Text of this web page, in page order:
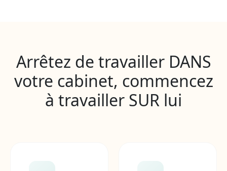
Arrêtez de travailler DANS
votre cabinet, commencez
à travailler SUR lui